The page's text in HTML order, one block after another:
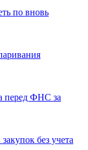
по вновь
перед ФНС за
без учета